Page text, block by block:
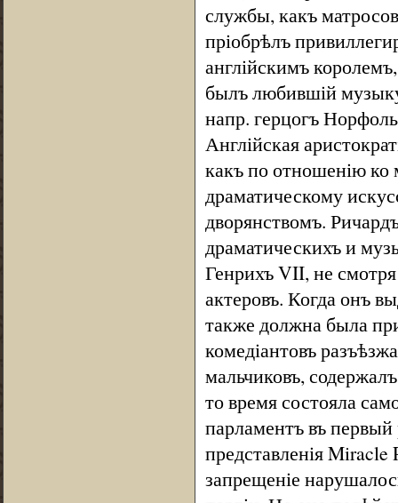
службы, какъ
пріобрѣлъ
англійскимъ
былъ любившій
напр. герцогъ
Англійская
какъ по отношенію
драматическому
дворянствомъ.
драматическихъ и
Генрихъ VII, не
актеровъ. Когда онъ
также должна была
комедіантовъ
мальчиковъ,
то время состояла
парламентъ въ
представленія Miracle
запрещеніе